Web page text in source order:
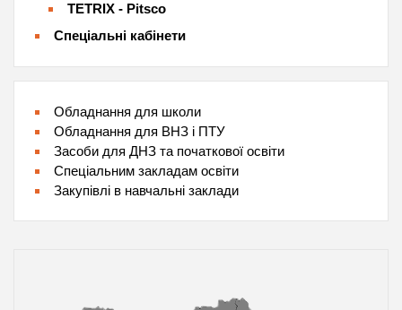
TETRIX - Pitsco
Спеціальні кабінети
Обладнання для школи
Обладнання для ВНЗ і ПТУ
Засоби для ДНЗ та початкової освіти
Спеціальним закладам освіти
Закупівлі в навчальні заклади